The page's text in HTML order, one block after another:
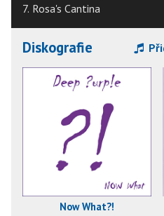
7. Rosa's Cantina
Diskografie
Now What?!